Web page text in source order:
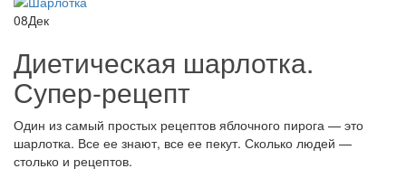
зелени
08Дек
Диетическая шарлотка.
Супер-рецепт
Один из самый простых рецептов яблочного пирога — это
шарлотка. Все ее знают, все ее пекут. Сколько людей —
столько и рецептов.